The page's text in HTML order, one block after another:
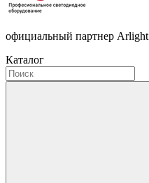
официальный партнер Arlight
Каталог